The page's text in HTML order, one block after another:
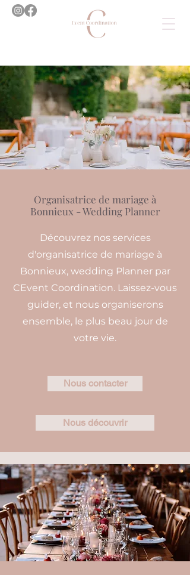
Organisatrice de mariage à
Bonnieux - Wedding Planner
Découvrez nos services
d'organisatrice de mariage à
Bonnieux, wedding Planner par
CEvent Coordination. Laissez-vous
guider, et nous organiserons
ensemble, le plus beau jour de
votre vie.
Nous contacter
Nous découvrir